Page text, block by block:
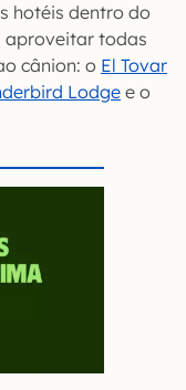
hotéis dentro do
aproveitar todas
cânion: o El Tovar
Lodgee o